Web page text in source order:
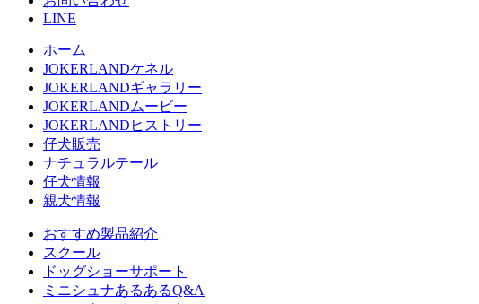
LINE
ホーム
JOKERLANDケネル
JOKERLANDギャラリー
JOKERLANDムービー
JOKERLANDヒストリー
仔犬販売
ナチュラルテール
仔犬情報
親犬情報
おすすめ製品紹介
スクール
ドッグショーサポート
ミニシュナあるあるQ&A